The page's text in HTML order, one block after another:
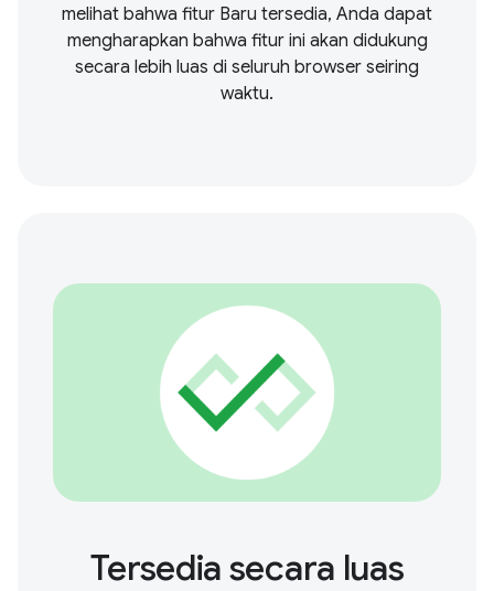
melihat bahwa fitur Baru tersedia, Anda dapat
mengharapkan bahwa fitur ini akan didukung
secara lebih luas di seluruh browser seiring
waktu.
Tersedia secara luas